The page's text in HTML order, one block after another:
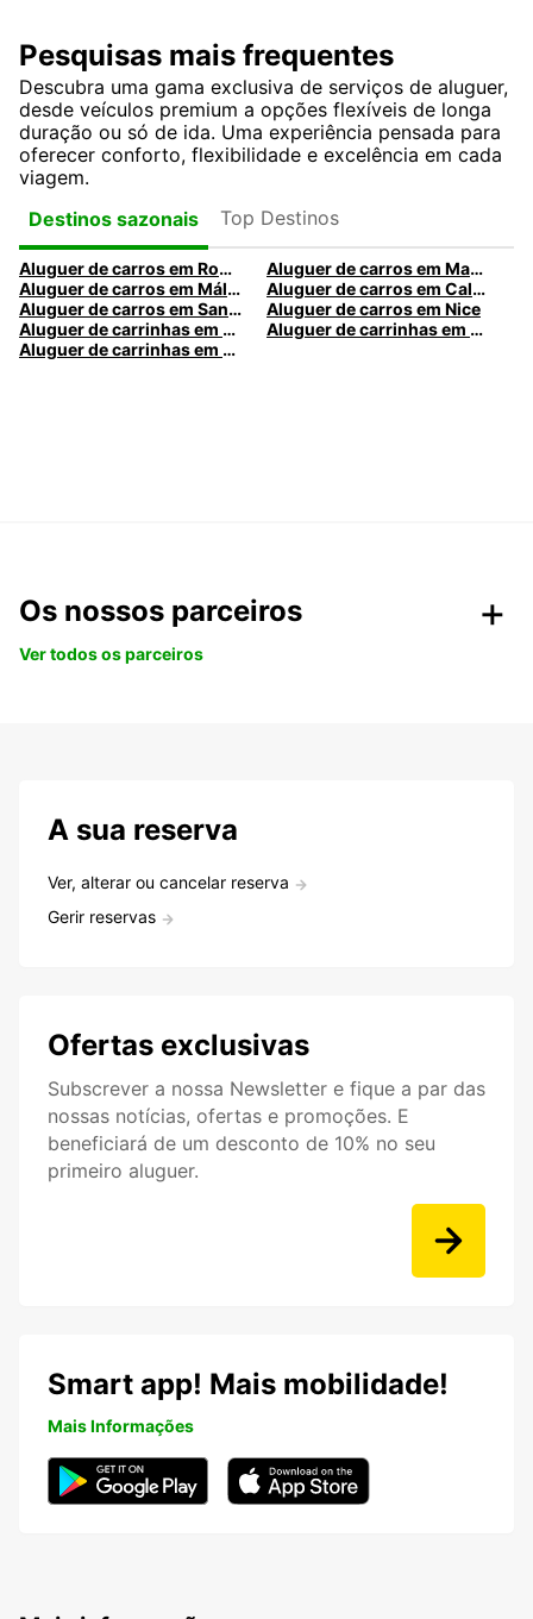
Pesquisas mais frequentes
Descubra uma gama exclusiva de serviços de aluguer,
desde veículos premium a opções flexíveis de longa
duração ou só de ida. Uma experiência pensada para
oferecer conforto, flexibilidade e excelência em cada
viagem.
Destinos sazonais
Top Destinos
Aluguer de carros em Roma
Aluguer de carros em Madrid
Aluguer de carros em Málaga
Aluguer de carros em Caldas da Rainha
Aluguer de carros em Santa Maria da Feira
Aluguer de carros em Nice
Aluguer de carrinhas em Nice
Aluguer de carrinhas em Santa Maria da Feira
Aluguer de carrinhas em Caldas da Rainha
Os nossos parceiros
Ver todos os parceiros
A sua reserva
Ver, alterar ou cancelar reserva
Gerir reservas
Ofertas exclusivas
Subscrever a nossa Newsletter e fique a par das
nossas notícias, ofertas e promoções. E
beneficiará de um desconto de 10% no seu
primeiro aluguer.
Smart app! Mais mobilidade!
Mais Informações